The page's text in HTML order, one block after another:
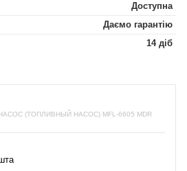
Доступна
Даємо гарантію
14 діб
(ТОПЛИВНЫЙ НАСОС) MFL-6605 MDR